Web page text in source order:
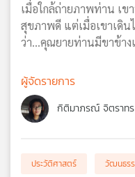
เมื่อใกล้ถ่ายภาพท่าน เ
สุขภาพดี แต่เมื่อเขาเดิน
ว่า…คุณยายท่านมีขาข้าง
ผู้จัดรายการ
กิติมาภรณ์ จิตราทร
ประวัติศาสตร์ วัฒนธร